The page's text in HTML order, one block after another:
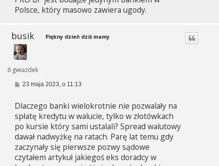
Polsce, który masowo zawiera ugody.
busik
6 gwiazdek
Piękny dzień dziś mamy
P
t
23 maja 2023, o 11:13
Dlaczego banki wielokrotnie nie pozwalały na
spłatę kredytu w walucie, tylko w złotówkach
po kursie który sami ustalali? Spread walutowy
dawał nadwyżkę na ratach. Parę lat temu gdy
zaczynały się pierwsze pozwy sądowe
czytałem artykuł jakiegoś eks doradcy w